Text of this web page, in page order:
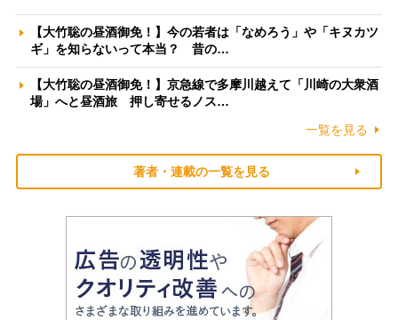
【大竹聡の昼酒御免！】今の若者は「なめろう」や「キヌカツ
ギ」を知らないって本当？ 昔の…
【大竹聡の昼酒御免！】京急線で多摩川越えて「川崎の大衆酒
場」へと昼酒旅 押し寄せるノス…
一覧を見る
著者・連載の一覧を見る